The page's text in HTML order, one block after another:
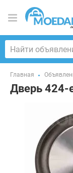
Главная
Дверь 424-